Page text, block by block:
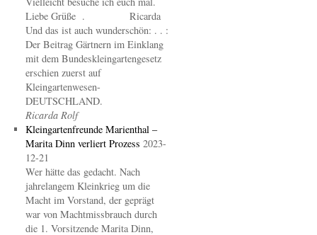
Liebe Grüße . Ricarda
Und das ist auch wunderschön: . . :
Der Beitrag Gärtnern im Einklang
mit dem Bundeskleingartengesetz
erschien zuerst auf
Kleingartenwesen-
DEUTSCHLAND.
Ricarda Rolf
Kleingartenfreunde Marienthal –
Marita Dinn verliert Prozess 2023-
12-21
Wer hätte das gedacht. Nach
jahrelangem Kleinkrieg um die
Macht im Vorstand, der geprägt
war von Machtmissbrauch durch
die 1. Vorsitzende Marita Dinn,